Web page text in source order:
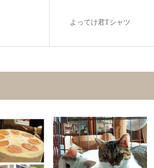
よってけ君Tシャツ